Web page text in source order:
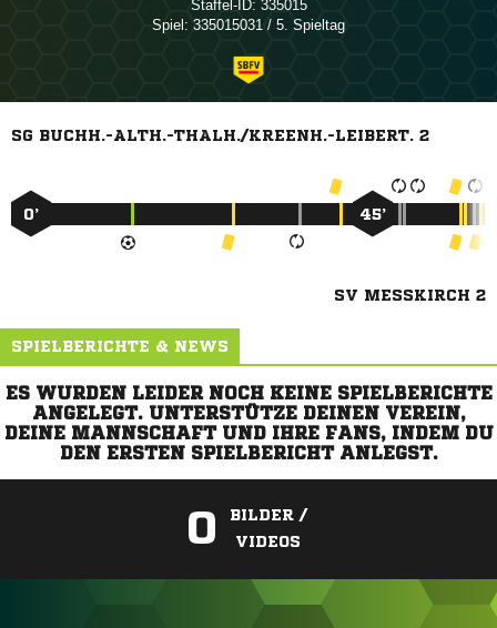
Staffel-ID: 335015
Spiel: 335015031 / 5. Spieltag
SG BUCHH.-ALTH.-THALH./KREENH.-LEIBERT. 2
0’ 45’
SV MESSKIRCH 2
SPIELBERICHTE & NEWS
ES WURDEN LEIDER NOCH KEINE SPIELBERICHTE
ANGELEGT. UNTERSTÜTZE DEINEN VEREIN,
DEINE MANNSCHAFT UND IHRE FANS, INDEM DU
DEN ERSTEN SPIELBERICHT ANLEGST.
0
BILDER /
VIDEOS